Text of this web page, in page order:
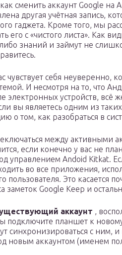
сменить аккаунт Google
другая учётная запись,
гаджета. Кроме того, мы
его с «чистого листа». Как
знаний и займут не
чувствует себя неуверенно,
И несмотря на то, что
электронных устройств, всё
вы являетесь одним из
о том, как разобраться в
между активными
если конечно у вас не
управлением Andoid Kitkat.
во все приложения,
пользователя. Это касается
заметок Google Keep и
аккаунт ,
подключите планшет к
синхронизироваться с ним,
новым аккаунтом (именем